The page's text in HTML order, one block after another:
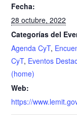
Fecha:
28 octubre, 2022
Categorías del
Agenda CyT,
CyT, Eventos
(home)
Web:
https://